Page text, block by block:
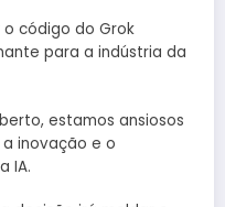
o código do Grok
para a indústria da
estamos ansiosos
inovação e o
IA.